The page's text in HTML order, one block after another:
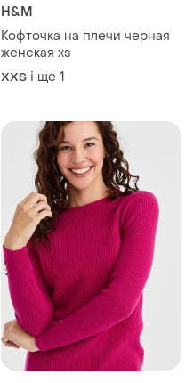
H&M
Кофточка на плечи черная
женская xs
XХS і ще 1